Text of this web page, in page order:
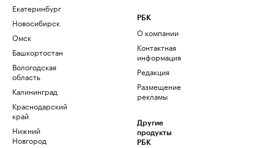
Екатеринбург
Новосибирск
Омск
Башкортостан
Вологодская
область
Калининград
Краснодарский
край
Нижний
Новгород
РБК
О компании
Контактная
информация
Редакция
Размещение
рекламы
Другие
продукты
РБК